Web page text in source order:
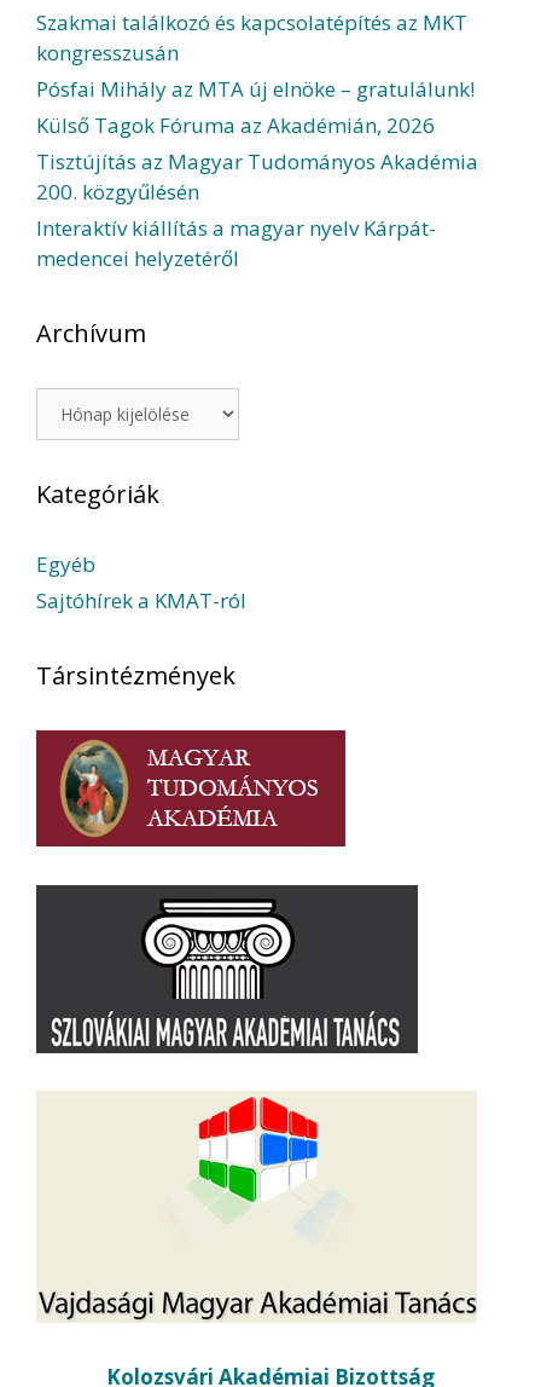
Szakmai találkozó és kapcsolatépítés az MKT
kongresszusán
Pósfai Mihály az MTA új elnöke – gratulálunk!
Külső Tagok Fóruma az Akadémián, 2026
Tisztújítás az Magyar Tudományos Akadémia
200. közgyűlésén
Interaktív kiállítás a magyar nyelv Kárpát-
medencei helyzetéről
Archívum
Archívum
Kategóriák
Egyéb
Sajtóhírek a KMAT-ról
Társintézmények
Kolozsvári Akadémiai Bizottság